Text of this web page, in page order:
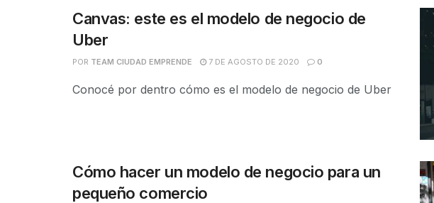
Canvas: este es el modelo de negocio de
Uber
POR TEAM CIUDAD EMPRENDE 7 DE AGOSTO DE 2020 0
Conocé por dentro cómo es el modelo de negocio de Uber
Cómo hacer un modelo de negocio para un
pequeño comercio